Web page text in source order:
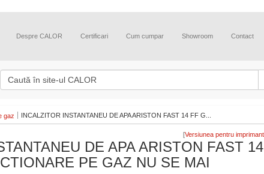
Despre CALOR Certificari Cum cumpar Showroom Contact
gaz INCALZITOR INSTANTANEU DE APA ARISTON FAST 14 FF G...
[
DE APA ARISTON FAST 14
PE GAZ NU SE MAI